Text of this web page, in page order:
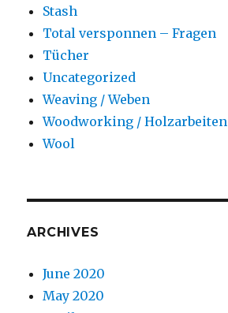
Stash
Total versponnen – Fragen
Tücher
Uncategorized
Weaving / Weben
Woodworking / Holzarbeiten
Wool
ARCHIVES
June 2020
May 2020